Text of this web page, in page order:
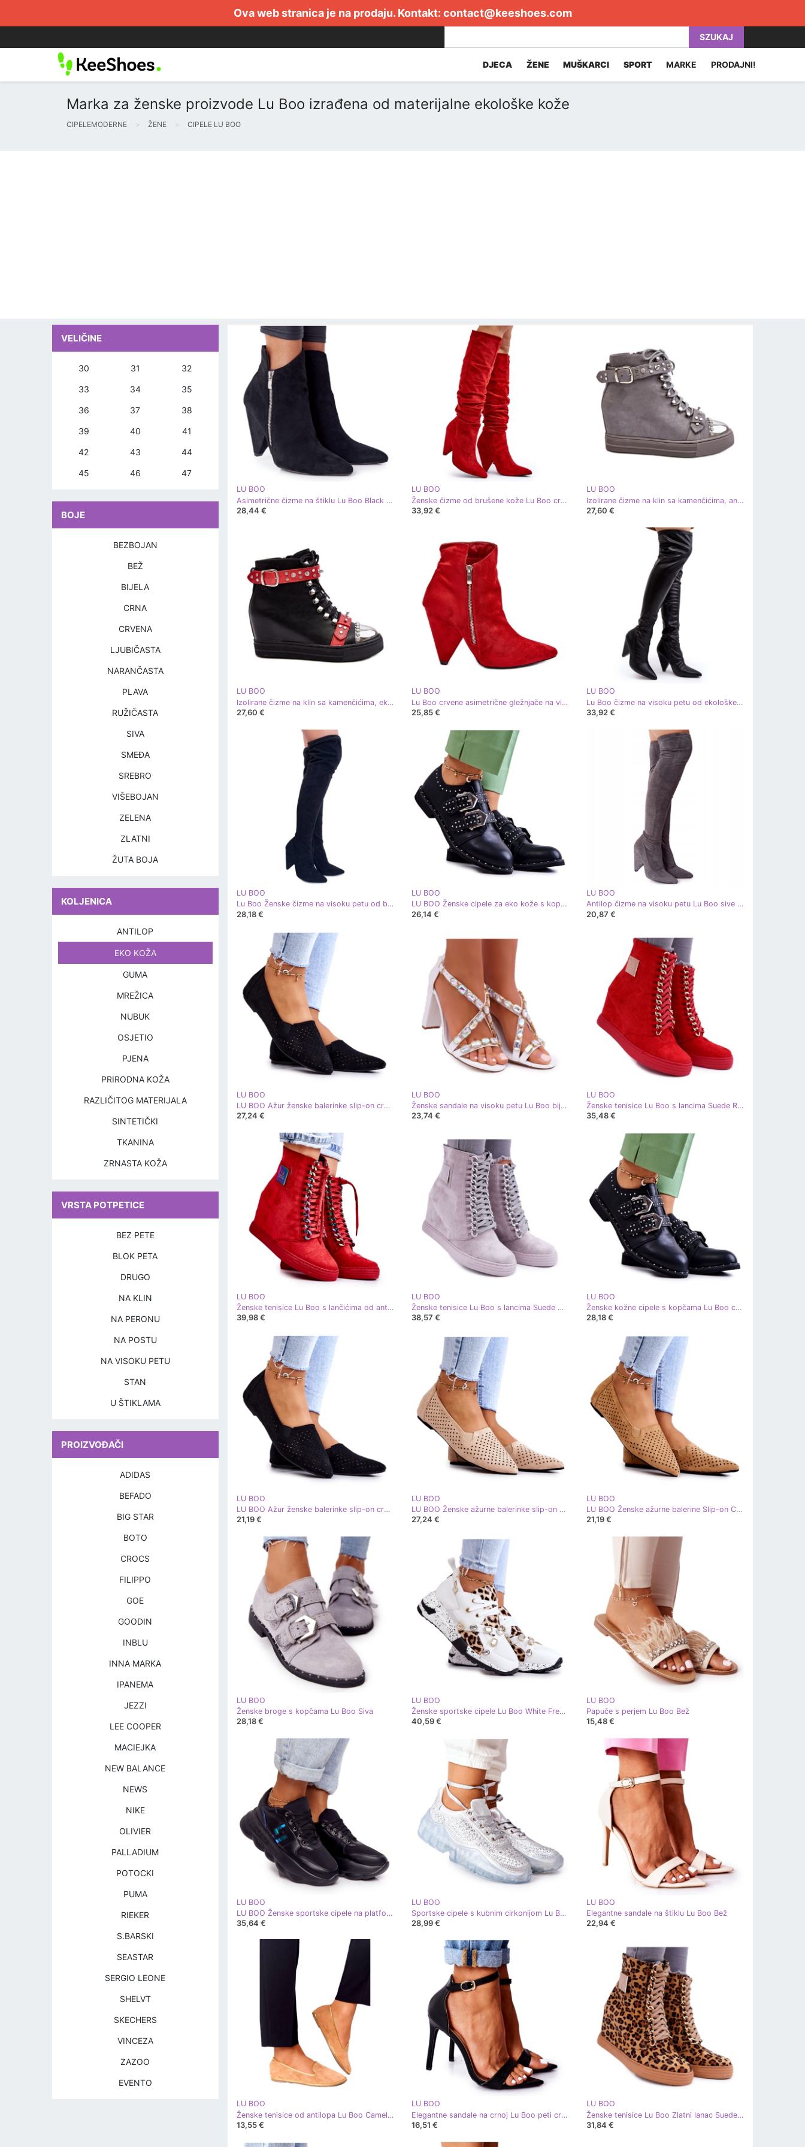
Ova web stranica je na prodaju. Kontakt: contact@keeshoes.com
SZUKAJ
DJECA ŽENE MUŠKARCI SPORT MARKE PRODAJNI!
Marka za ženske proizvode Lu Boo izrađena od materijalne ekološke kože
CIPELEMODERNE ŽENE CIPELE LU BOO
LU BOO
Asimetrične čizme na štiklu Lu Boo Black crna
28,44 €
LU BOO
Ženske čizme od brušene kože Lu Boo crvene crvena
33,92 €
LU BOO
Izolirane čizme na klin sa kamenčićima, antilop Lu Boo, sive siva
27,60 €
LU BOO
Izolirane čizme na klin sa kamenčićima, eko koža Lu Boo, crne crna
27,60 €
LU BOO
Lu Boo crvene asimetrične gležnjače na visoku petu crvena
25,85 €
LU BOO
Lu Boo čizme na visoku petu od ekološke kože, crne crna
33,92 €
LU BOO
Lu Boo Ženske čizme na visoku petu od brušene kože crne Tamar crna
28,18 €
LU BOO
LU BOO Ženske cipele za eko kože s kopčama i klinovima crne crna
26,14 €
LU BOO
Antilop čizme na visoku petu Lu Boo sive XW37356 siva
20,87 €
LU BOO
LU BOO Ažur ženske balerinke slip-on crni Rosario crna
27,24 €
LU BOO
Ženske sandale na visoku petu Lu Boo bijela 8258-1 Vernee
23,74 €
LU BOO
Ženske tenisice Lu Boo s lancima Suede Red Monica crvena
35,48 €
LU BOO
Ženske tenisice Lu Boo s lančićima od antilop multi-crvene Monica crvena
39,98 €
LU BOO
Ženske tenisice Lu Boo s lancima Suede Grey Monica siva
38,57 €
LU BOO
Ženske kožne cipele s kopčama Lu Boo crne crna
28,18 €
LU BOO
LU BOO Ažur ženske balerinke slip-on crni Rosario crna
21,19 €
LU BOO
LU BOO Ženske ažurne balerinke slip-on bež Rosario
27,24 €
LU BOO
LU BOO Ženske ažurne balerine Slip-on Camel Rosario smeđa
21,19 €
LU BOO
Ženske broge s kopčama Lu Boo Siva
28,18 €
LU BOO
Ženske sportske cipele Lu Boo White Frency bijela
40,59 €
LU BOO
Papuče s perjem Lu Boo Bež
15,48 €
LU BOO
LU BOO Ženske sportske cipele na platformi crne crna
35,64 €
LU BOO
Sportske cipele s kubnim cirkonijom Lu Boo srebro
28,99 €
LU BOO
Elegantne sandale na štiklu Lu Boo Bež
22,94 €
LU BOO
Ženske tenisice od antilopa Lu Boo Camel bež zlatni
13,55 €
LU BOO
Elegantne sandale na crnoj Lu Boo peti crna
16,51 €
LU BOO
Ženske tenisice Lu Boo Zlatni lanac Suede Leopard Monica bež smeđa
31,84 €
VELIČINE
30 31 32
33 34 35
36 37 38
39 40 41
42 43 44
45 46 47
BOJE
BEZBOJAN
BEŽ
BIJELA
CRNA
CRVENA
LJUBIČASTA
NARANČASTA
PLAVA
RUŽIČASTA
SIVA
SMEĐA
SREBRO
VIŠEBOJAN
ZELENA
ZLATNI
ŽUTA BOJA
KOLJENICA
ANTILOP
EKO KOŽA
GUMA
MREŽICA
NUBUK
OSJETIO
PJENA
PRIRODNA KOŽA
RAZLIČITOG MATERIJALA
SINTETIČKI
TKANINA
ZRNASTA KOŽA
VRSTA POTPETICE
BEZ PETE
BLOK PETA
DRUGO
NA KLIN
NA PERONU
NA POSTU
NA VISOKU PETU
STAN
U ŠTIKLAMA
PROIZVOĐAČI
ADIDAS
BEFADO
BIG STAR
BOTO
CROCS
FILIPPO
GOE
GOODIN
INBLU
INNA MARKA
IPANEMA
JEZZI
LEE COOPER
MACIEJKA
NEW BALANCE
NEWS
NIKE
OLIVIER
PALLADIUM
POTOCKI
PUMA
RIEKER
S.BARSKI
SEASTAR
SERGIO LEONE
SHELVT
SKECHERS
VINCEZA
ZAZOO
EVENTO